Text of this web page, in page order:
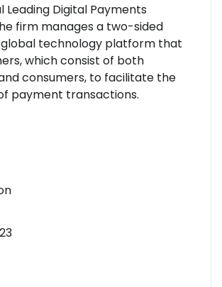
Leading Digital Payments
firm manages a two-sided
technology platform that
which consist of both
consumers, to facilitate the
payment transactions.